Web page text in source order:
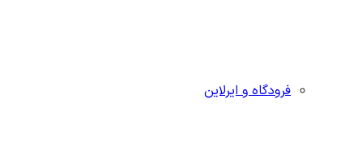
فرودگاه و ایرلاین